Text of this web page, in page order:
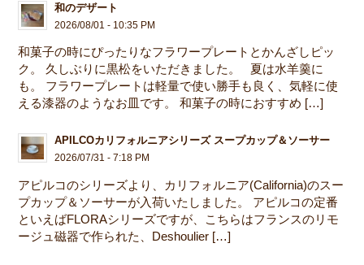
和のデザート
2026/08/01 - 10:35 PM
和菓子の時にぴったりなフラワープレートとかんざしピッ
ク。 久しぶりに黒松をいただきました。 夏は水羊羹に
も。 フラワープレートは軽量で使い勝手も良く、気軽に使
える漆器のようなお皿です。 和菓子の時におすすめ […]
APILCOカリフォルニアシリーズ スープカップ＆ソーサー
2026/07/31 - 7:18 PM
アピルコのシリーズより、カリフォルニア(California)のスー
プカップ＆ソーサーが入荷いたしました。 アピルコの定番
といえばFLORAシリーズですが、こちらはフランスのリモ
ージュ磁器で作られた、Deshoulier […]